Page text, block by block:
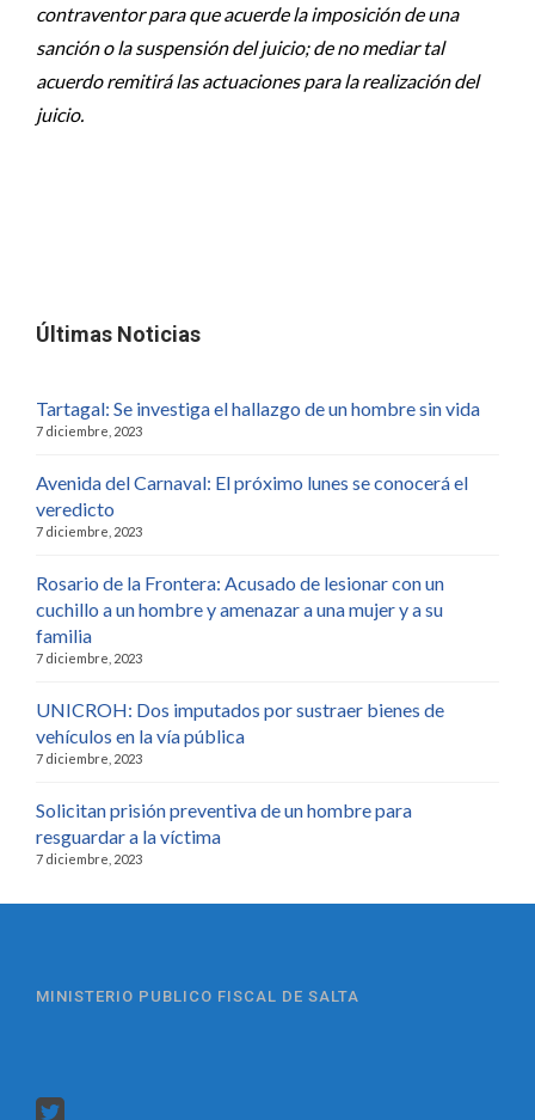
contraventor para que acuerde la imposición de una
sanción o la suspensión del juicio; de no mediar tal
acuerdo remitirá las actuaciones para la realización del
juicio.
Últimas Noticias
Tartagal: Se investiga el hallazgo de un hombre sin vida
7 diciembre, 2023
Avenida del Carnaval: El próximo lunes se conocerá el
veredicto
7 diciembre, 2023
Rosario de la Frontera: Acusado de lesionar con un
cuchillo a un hombre y amenazar a una mujer y a su
familia
7 diciembre, 2023
UNICROH: Dos imputados por sustraer bienes de
vehículos en la vía pública
7 diciembre, 2023
Solicitan prisión preventiva de un hombre para
resguardar a la víctima
7 diciembre, 2023
MINISTERIO PUBLICO FISCAL DE SALTA